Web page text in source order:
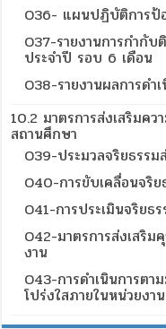
O36- แผนปฏิบัติการป้
O37-รายงานการกำกั
ประจำปี รอบ 6 เดือน
O38-รายงานผลการด
10.2 มาตรการส่งเสริมค
สถานศึกษา
O39-ประมวลจริยธรรม
O40-การขับเคลื่อนจริย
O41-การประเมินจริยธ
O42-มาตรการส่งเสริ
งาน
O43-การดำเนินการตา
โปร่งใสภายในหน่วยงาน